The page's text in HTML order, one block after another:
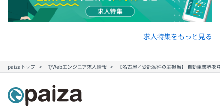
求人特集をもっと見る
paizaトップ IT/Webエンジニア求人情報 【名古屋／受託案件の主担当】 自動車業界